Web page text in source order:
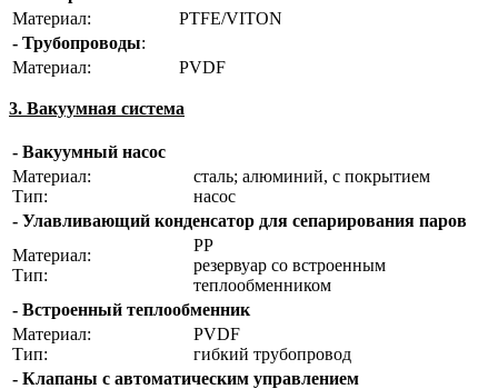
Материал:
PTFE/VITON
- Трубопроводы:
Материал:
PVDF
3. Вакуумная система
- Вакуумный насос
Материал:
Тип:
сталь; алюминий, с покрытием
насос
- Улавливающий конденсатор для сепарирования паров
Материал:
Тип:
PP
резервуар со встроенным
теплообменником
- Встроенный теплообменник
Материал:
Тип:
PVDF
гибкий трубопровод
- Клапаны с автоматическим управлением